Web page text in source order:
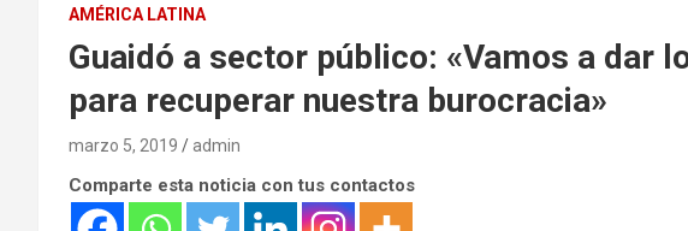
AMÉRICA LATINA
Guaidó a sector público: «Vamos a dar
para recuperar nuestra burocracia»
marzo 5, 2019 admin
Comparte esta noticia con tus contactos